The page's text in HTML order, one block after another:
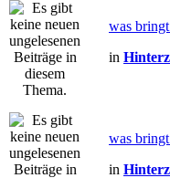
was
in
was
in